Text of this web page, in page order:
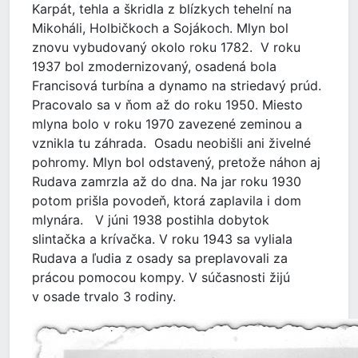
Karpát, tehla a škridla z blízkych tehelní na
Mikoháli, Holbičkoch a Sojákoch. Mlyn bol
znovu vybudovaný okolo roku 1782. V roku
1937 bol zmodernizovaný, osadená bola
Francisová turbína a dynamo na striedavý prúd.
Pracovalo sa v ňom až do roku 1950. Miesto
mlyna bolo v roku 1970 zavezené zeminou a
vznikla tu záhrada. Osadu neobišli ani živelné
pohromy. Mlyn bol odstavený, pretože náhon aj
Rudava zamrzla až do dna. Na jar roku 1930
potom prišla povodeň, ktorá zaplavila i dom
mlynára. V júni 1938 postihla dobytok
slintačka a krívačka. V roku 1943 sa vyliala
Rudava a ľudia z osady sa preplavovali za
prácou pomocou kompy. V súčasnosti žijú
v osade trvalo 3 rodiny.